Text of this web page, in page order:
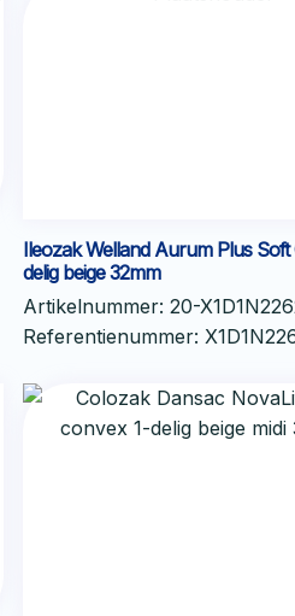
Ileozak Welland Aurum Plus Soft
delig beige 32mm
Artikelnummer:20-
Referentienummer: